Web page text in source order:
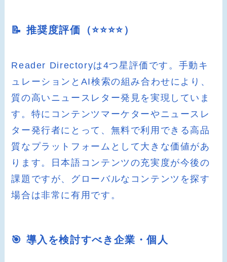
📝 推奨度評価（⭐️⭐️⭐️⭐️）
Reader Directoryは4つ星評価です。手動キ
ュレーションとAI検索の組み合わせにより、
質の高いニュースレター発見を実現していま
す。特にコンテンツマーケターやニュースレ
ター発行者にとって、無料で利用できる高品
質なプラットフォームとして大きな価値があ
ります。日本語コンテンツの充実度が今後の
課題ですが、グローバルなコンテンツを探す
場合は非常に有用です。
🎯 導入を検討すべき企業・個人